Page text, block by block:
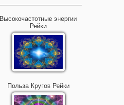
Высокочастотные энергии
Рейки
Польза Кругов Рейки